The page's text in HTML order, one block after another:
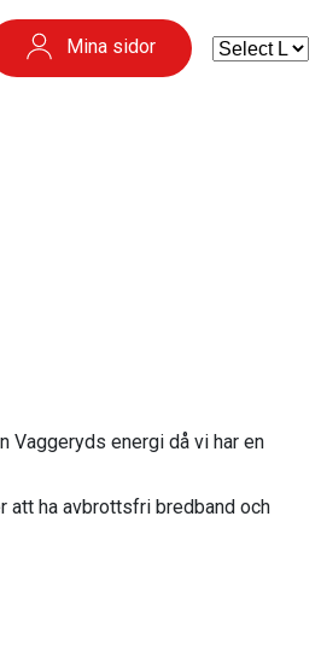
Mina sidor
Vaggeryds energi då vi har en
att ha avbrottsfri bredband och